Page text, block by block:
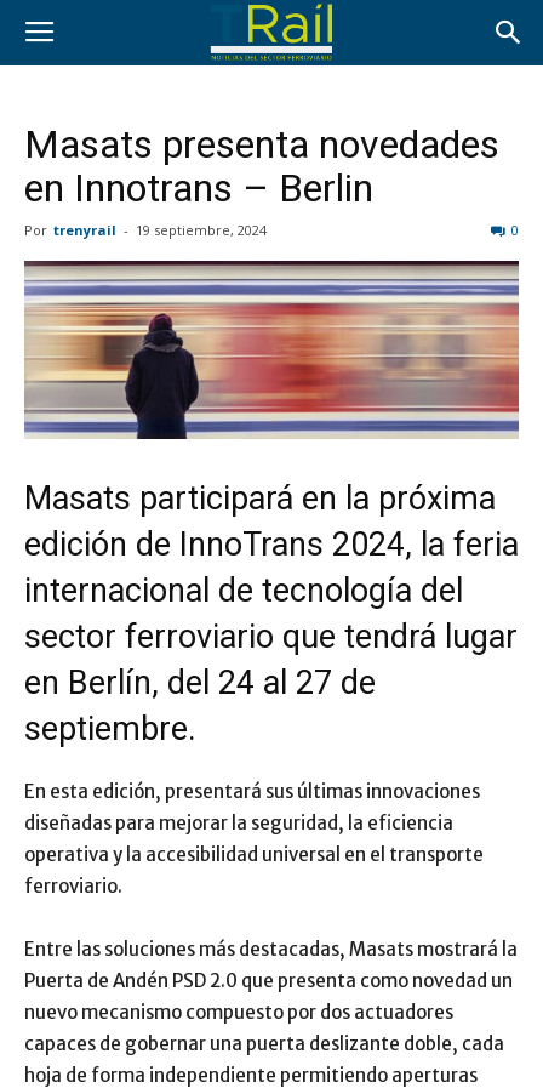
Masats presenta novedades
en Innotrans – Berlin
Por trenyrail - 19 septiembre, 2024 0
Masats participará en la próxima
edición de InnoTrans 2024, la feria
internacional de tecnología del
sector ferroviario que tendrá lugar
en Berlín, del 24 al 27 de
septiembre.
En esta edición, presentará sus últimas innovaciones
diseñadas para mejorar la seguridad, la eficiencia
operativa y la accesibilidad universal en el transporte
ferroviario.
Entre las soluciones más destacadas, Masats mostrará la
Puerta de Andén PSD 2.0 que presenta como novedad un
nuevo mecanismo compuesto por dos actuadores
capaces de gobernar una puerta deslizante doble, cada
hoja de forma independiente permitiendo aperturas